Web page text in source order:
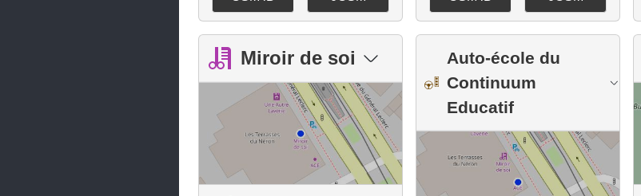
Miroir de soi
Auto-école du
Continuum
Educatif